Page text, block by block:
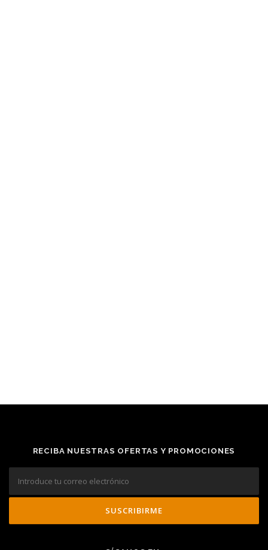
RECIBA NUESTRAS OFERTAS Y PROMOCIONES